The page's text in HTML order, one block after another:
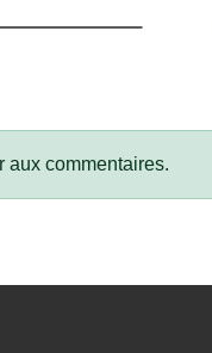
aux commentaires.